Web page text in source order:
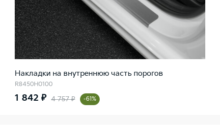
Накладки на внутреннюю часть порогов
R8450H0100
1 842 ₽ 4 757 ₽ -61%